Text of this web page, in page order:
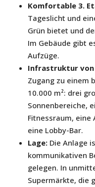
Komfortable 3.
Tageslicht und
Grün bietet und
Im Gebäude gibt
Aufzüge.
Infrastruktur von
Zugang zu einem
10.000 m²: drei
Sonnenbereiche,
Fitnessraum, eine
eine Lobby-Bar.
Lage: Die Anlage
kommunikativen
gelegen. In
Supermärkte, die